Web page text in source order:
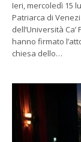
Ieri, mercoledì 15
Patriarca di
dell’Università
hanno firmato
chiesa dello…